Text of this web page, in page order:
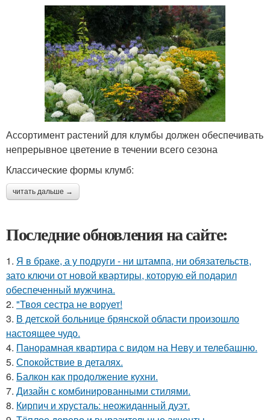
Ассортимент растений для клумбы должен обеспечивать
непрерывное цветение в течении всего сезона
Классические формы клумб:
читать дальше →
Последние обновления на сайте:
1. Я в браке, а у подруги - ни штампа, ни обязательств,
зато ключи от новой квартиры, которую ей подарил
обеспеченный мужчина.
2. "Твоя сестра не ворует!
3. В детской больнице брянской области произошло
настоящее чудо.
4. Панорамная квартира с видом на Неву и телебашню.
5. Спокойствие в деталях.
6. Балкон как продолжение кухни.
7. Дизайн с комбинированными стилями.
8. Кирпич и хрусталь: неожиданный дуэт.